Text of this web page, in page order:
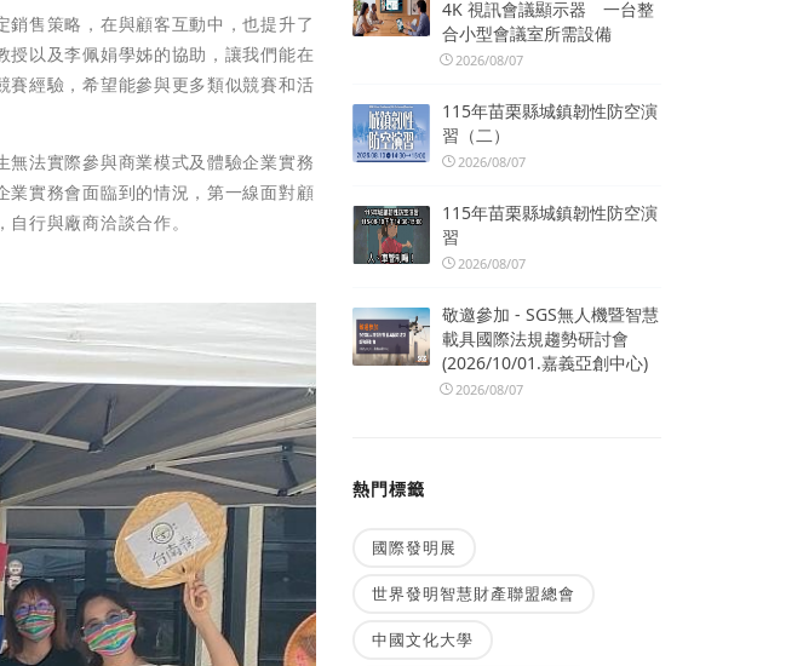
售策略，在與顧客互動中，也提升了
以及李佩娟學姊的協助，讓我們能在
經驗，希望能參與更多類似競賽和活
法實際參與商業模式及體驗企業實務
業實務會面臨到的情況，第一線面對顧
行與廠商洽談合作。
4K 視訊會議顯示器 一台整
合小型會議室所需設備
2026/08/07
115年苗栗縣城鎮韌性防空演
習（二）
2026/08/07
115年苗栗縣城鎮韌性防空演
習
2026/08/07
敬邀參加 - SGS無人機暨智慧
載具國際法規趨勢研討會
(2026/10/01.嘉義亞創中心)
2026/08/07
熱門標籤
國際發明展
世界發明智慧財產聯盟總會
中國文化大學